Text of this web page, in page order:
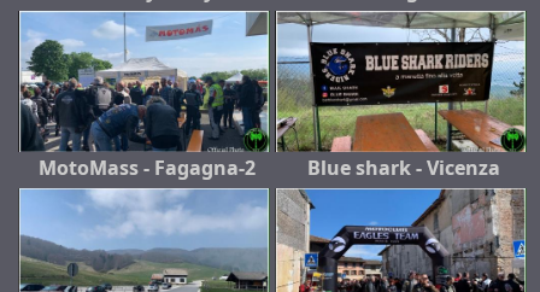
MotoMass - Fagagna-2 Blue shark - Vicenza